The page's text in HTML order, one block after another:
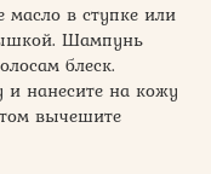
в ступке или
Шампунь
блеск.
нанесите на кожу
вычешите